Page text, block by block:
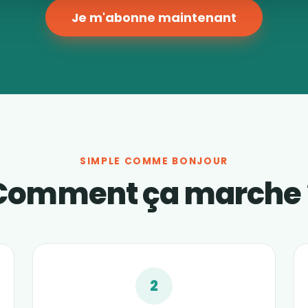
Je m'abonne maintenant
SIMPLE COMME BONJOUR
ça marche
2